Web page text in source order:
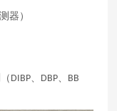
器）
DIBP、 DBP、 BB